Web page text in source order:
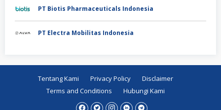
PT Biotis Pharmaceuticals Indonesia
PT Electra Mobilitas Indonesia
Tentang Kami Privacy Policy
Disclaimer
Terms and Conditions
Hubungi Kami